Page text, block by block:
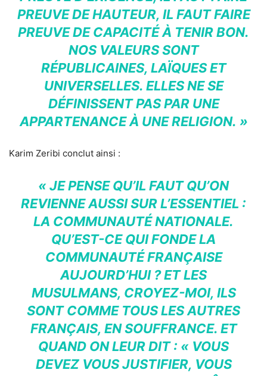
PREUVE DE HAUTEUR, IL FAUT FAIRE
PREUVE DE CAPACITÉ À TENIR BON.
NOS VALEURS SONT
RÉPUBLICAINES, LAÏQUES ET
UNIVERSELLES. ELLES NE SE
DÉFINISSENT PAS PAR UNE
APPARTENANCE À UNE RELIGION. »
Karim Zeribi conclut ainsi :
« JE PENSE QU’IL FAUT QU’ON
REVIENNE AUSSI SUR L’ESSENTIEL :
LA COMMUNAUTÉ NATIONALE.
QU’EST-CE QUI FONDE LA
COMMUNAUTÉ FRANÇAISE
AUJOURD’HUI ? ET LES
MUSULMANS, CROYEZ-MOI, ILS
SONT COMME TOUS LES AUTRES
FRANÇAIS, EN SOUFFRANCE. ET
QUAND ON LEUR DIT : « VOUS
DEVEZ VOUS JUSTIFIER, VOUS